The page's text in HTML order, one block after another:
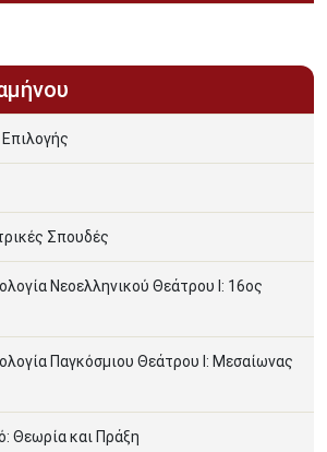
Σπουδές
Νεοελληνικού Θεάτρου Ι: 16ος
Παγκόσμιου Θεάτρου Ι: Μεσαίωνας
Θεωρία και Πράξη